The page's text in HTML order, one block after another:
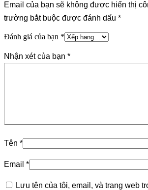
Email của bạn sẽ không được hiển thị
trường bắt buộc được đánh dấu *
Đánh giá của bạn *
Nhận xét của bạn *
Tên *
Email *
Lưu tên của tôi, email, và trang web